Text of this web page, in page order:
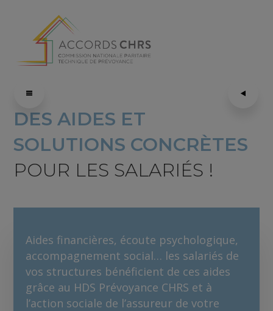
DES AIDES ET
SOLUTIONS CONCRÈTES
POUR LES SALARIÉS !
Aides financières, écoute psychologique,
accompagnement social… les salariés de
vos structures bénéficient de ces aides
grâce au HDS Prévoyance CHRS et à
l’action sociale de l’assureur de votre